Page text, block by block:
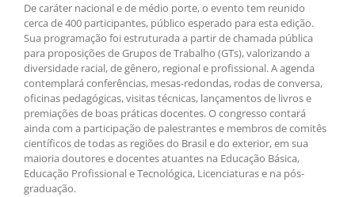
De caráter nacional e de médio porte, o evento tem reunido
cerca de 400 participantes, público esperado para esta edição.
Sua programação foi estruturada a partir de chamada pública
para proposições de Grupos de Trabalho (GTs), valorizando a
diversidade racial, de gênero, regional e profissional. A agenda
contemplará conferências, mesas-redondas, rodas de conversa,
oficinas pedagógicas, visitas técnicas, lançamentos de livros e
premiações de boas práticas docentes. O congresso contará
ainda com a participação de palestrantes e membros de comitês
científicos de todas as regiões do Brasil e do exterior, em sua
maioria doutores e docentes atuantes na Educação Básica,
Educação Profissional e Tecnológica, Licenciaturas e na pós-
graduação.